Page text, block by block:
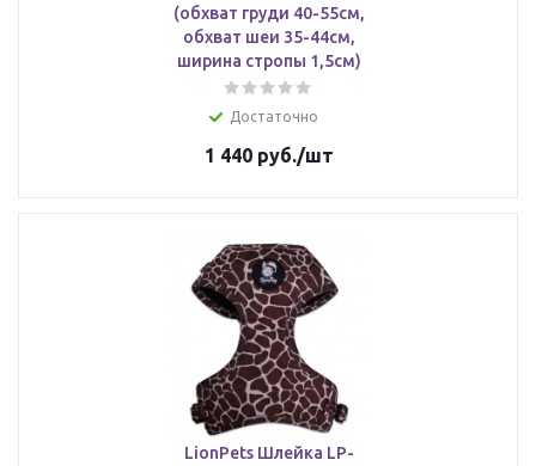
(обхват груди 40-55см,
обхват шеи 35-44см,
ширина стропы 1,5см)
Достаточно
1 440руб./шт
LionPets Шлейка LP-